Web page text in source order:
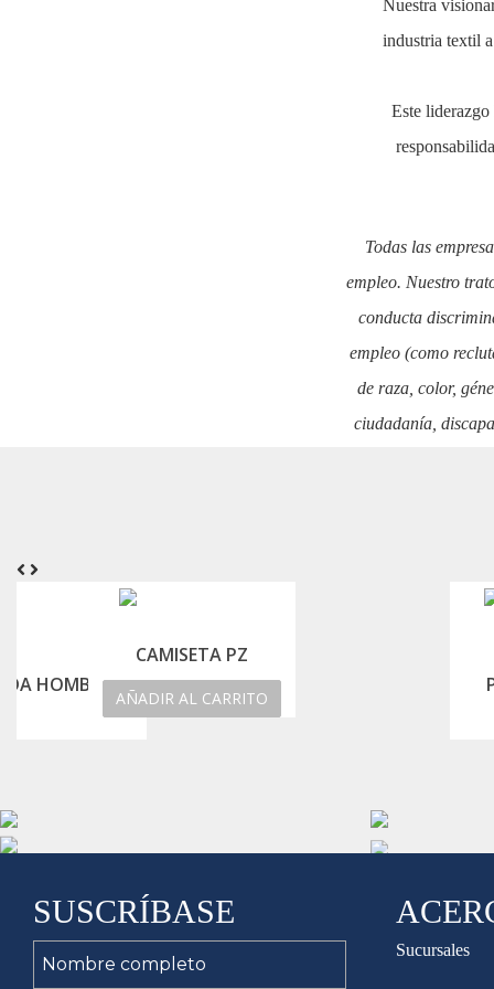
Nuestra
industria textil
Este
Todas las
empleo. Nuestro
conducta
empleo (como
de raza, color,
ciudadanía,
HOMBRE
CAMISETA PZ
AÑADIR AL CARRITO
SUSCRÍBASE
Sucursales